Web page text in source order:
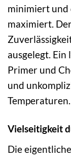
minimiert und
maximiert.
ausgelegt.
Primer und
und
Temperaturen.
Vielseitigkeit
Die